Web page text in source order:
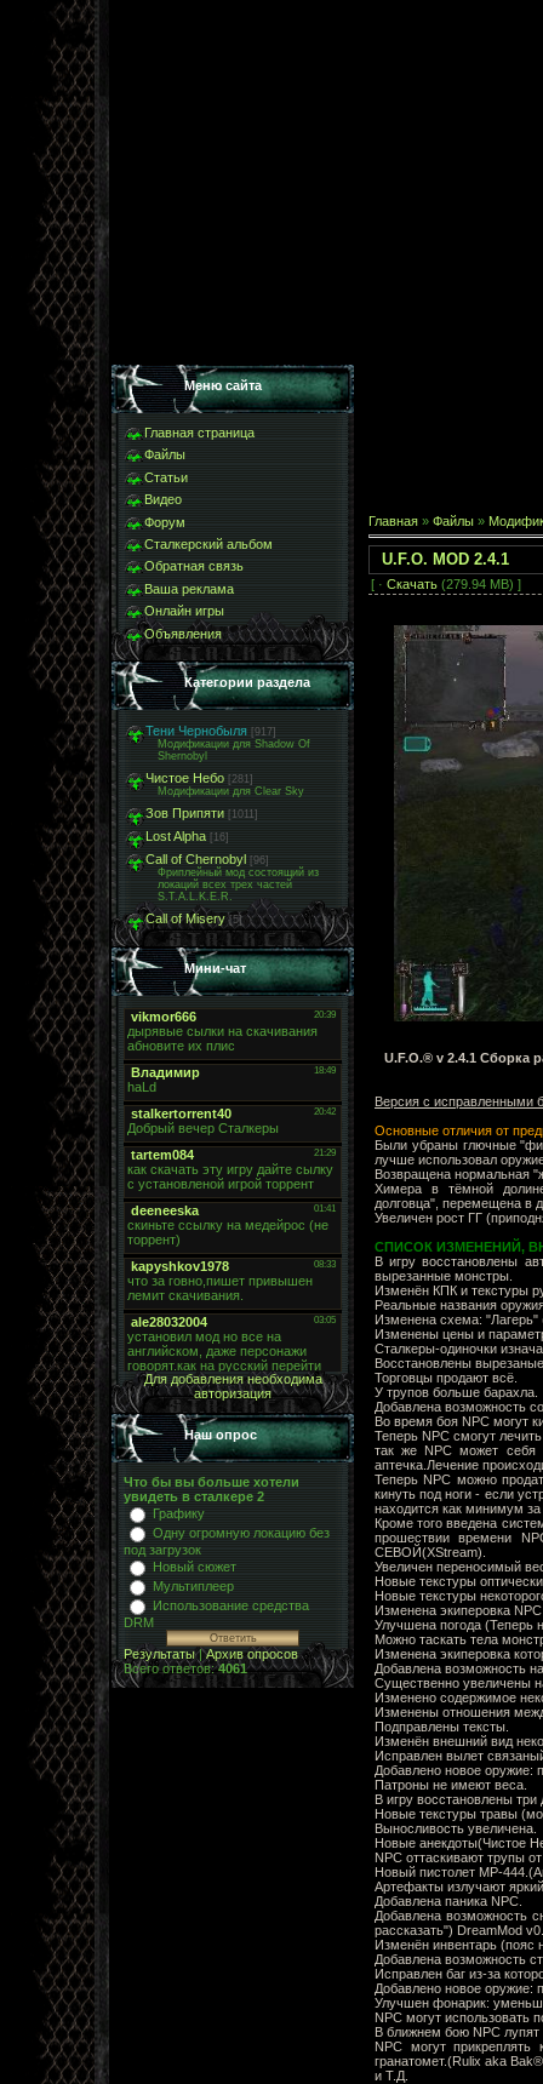
Меню сайта
Главная страница
Файлы
Статьи
Видео
Форум
Сталкерский альбом
Обратная связь
Ваша реклама
Онлайн игры
Объявления
Категории раздела
Тени Чернобыля [917]
Модификации для Shadow Of
Shernobyl
Чистое Небо [281]
Модификации для Clear Sky
Зов Припяти [1011]
Lost Alpha [16]
Call of Chernobyl [96]
Фриплейный мод состоящий из
локаций всех трех частей
S.T.A.L.K.E.R.
Call of Misery [5]
Мини-чат
Для добавления необходима
авторизация
Наш опрос
Что бы вы больше хотели
увидеть в сталкере 2
Графику
Одну огромную локацию без
под загрузок
Новый сюжет
Мультиплеер
Использование средства
DRM
Результаты|Архив опросов
Всего ответов:4061
Главная » Файлы »
U.F.O. MOD 2.4.1
[ · Скачать (279.94 MB) ]
U.F.O.® v 2.4.1 Сборка
Версия с исправленными
Основные отличия от
Были убраны глючные
лучше использовал
Возвращена нормальная
Химера в тёмной
долговца", перемещена в
Увеличен рост ГГ
СПИСОК ИЗМЕНЕНИЙ,
В игру восстановлены
вырезанные монстры.
Изменён КПК и текстуры
Реальные названия
Изменена схема: "Лагерь"
Изменены цены и
Сталкеры-одиночки
Восстановлены
Торговцы продают всё.
У трупов больше барахла.
Добавлена возможность
Во время боя NPC могут
Теперь NPC смогут
так же NPC может себя
аптечка.Лечение
Теперь NPC можно
кинуть под ноги - если
находится как минимум
Кроме того введена
прошествии времени
СЕВОЙ(XStream).
Увеличен переносимый
Новые текстуры
Новые текстуры
Изменена экиперовка
Улучшена погода (Теперь
Можно таскать тела
Изменена экиперовка
Добавлена возможность
Существенно увеличены
Изменено содержимое
Изменены отношения
Подправлены тексты.
Изменён внешний вид
Исправлен вылет
Добавлено новое оружие:
Патроны не имеют веса.
В игру восстановлены три
Новые текстуры травы
Выносливость увеличена.
Новые анекдоты(Чистое
NPC оттаскивают трупы
Новый пистолет МР-
Артефакты излучают
Добавлена паника NPC.
Добавлена возможность
рассказать") DreamMod
Изменён инвентарь (пояс
Добавлена возможность
Исправлен баг из-за
Добавлено новое оружие:
Улучшен фонарик:
NPC могут использовать
В ближнем бою NPC лупят
NPC могут
гранатомет.(Rulix aka
и Т.Д.